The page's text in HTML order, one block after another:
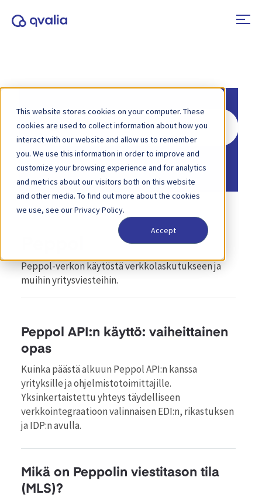
This website stores cookies on your computer. These
cookies are used to collect information about how you
interact with our website and allow us to remember
you. We use this information in order to improve and
customize your browsing experience and for analytics
and metrics about our visitors both on this website
and other media. To find out more about the cookies
we use, see our Privacy Policy.
Accept
Hae
Etusivu Tietopankki
Peppol-verkon käytöstä verkkolaskutukseen ja
muihin yritysviesteihin.
Peppol API:n käyttö: vaiheittainen
opas
Kuinka päästä alkuun Peppol API:n kanssa
yrityksille ja ohjelmistotoimittajille.
Yksinkertaistettu yhteys täydelliseen
verkkointegraatioon valinnaisen EDI:n, rikastuksen
ja IDP:n avulla.
Mikä on Peppolin viestitason tila
(MLS)?